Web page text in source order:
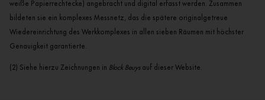
weiße Papierrechtecke) angebracht und digital erfasst werden. Zusammen
bildeten sie ein komplexes Messnetz, das die spätere originalgetreue
Wiedereinrichtung des Werkkomplexes in allen sieben Räumen mit höchster
Genauigkeit garantierte.
(2) Siehe hierzu Zeichnungen in Block Beuys auf dieser Website.